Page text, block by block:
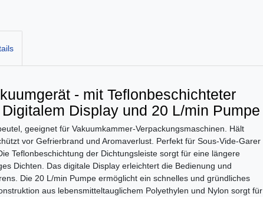
- mit Teflonbeschichteter
Display und 20 L/min Pumpe
geeignet für Vakuumkammer-Verpackungsmaschinen. Hält
vor Gefrierbrand und Aromaverlust. Perfekt für Sous-Vide-Garer
Teflonbeschichtung der Dichtungsleiste sorgt für eine längere
Dichten. Das digitale Display erleichtert die Bedienung und
Die 20 L/min Pumpe ermöglicht ein schnelles und gründliches
aus lebensmitteltauglichem Polyethylen und Nylon sorgt für